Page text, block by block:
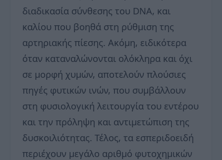
διαδικασία σύνθεσης του DNA, και
καλίου που βοηθά στη ρύθμιση της
αρτηριακής πίεσης. Ακόμη, ειδικότερα
όταν καταναλώνονται ολόκληρα και όχι
σε μορφή χυμών, αποτελούν πλούσιες
πηγές φυτικών ινών, που συμβάλλουν
στη φυσιολογική λειτουργία του εντέρου
και την πρόληψη και αντιμετώπιση της
δυσκοιλιότητας. Τέλος, τα εσπεριδοειδή
περιέχουν μεγάλο αριθμό φυτοχημικών